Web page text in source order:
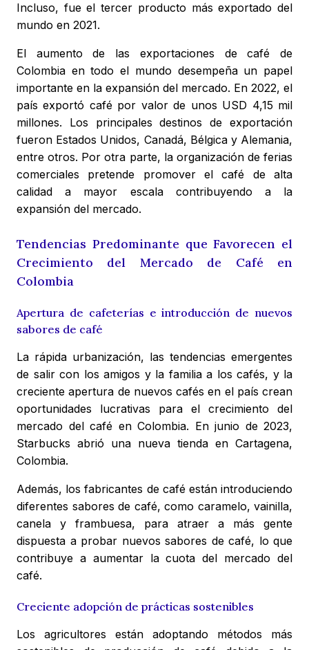
Incluso, fue el tercer producto más exportado del
mundo en 2021.
El aumento de las exportaciones de café de
Colombia en todo el mundo desempeña un papel
importante en la expansión del mercado. En 2022, el
país exportó café por valor de unos USD 4,15 mil
millones. Los principales destinos de exportación
fueron Estados Unidos, Canadá, Bélgica y Alemania,
entre otros. Por otra parte, la organización de ferias
comerciales pretende promover el café de alta
calidad a mayor escala contribuyendo a la
expansión del mercado.
Tendencias Predominante que Favorecen el
Crecimiento del Mercado de Café en
Colombia
Apertura de cafeterías e introducción de nuevos
sabores de café
La rápida urbanización, las tendencias emergentes
de salir con los amigos y la familia a los cafés, y la
creciente apertura de nuevos cafés en el país crean
oportunidades lucrativas para el crecimiento del
mercado del café en Colombia. En junio de 2023,
Starbucks abrió una nueva tienda en Cartagena,
Colombia.
Además, los fabricantes de café están introduciendo
diferentes sabores de café, como caramelo, vainilla,
canela y frambuesa, para atraer a más gente
dispuesta a probar nuevos sabores de café, lo que
contribuye a aumentar la cuota del mercado del
café.
Creciente adopción de prácticas sostenibles
Los agricultores están adoptando métodos más